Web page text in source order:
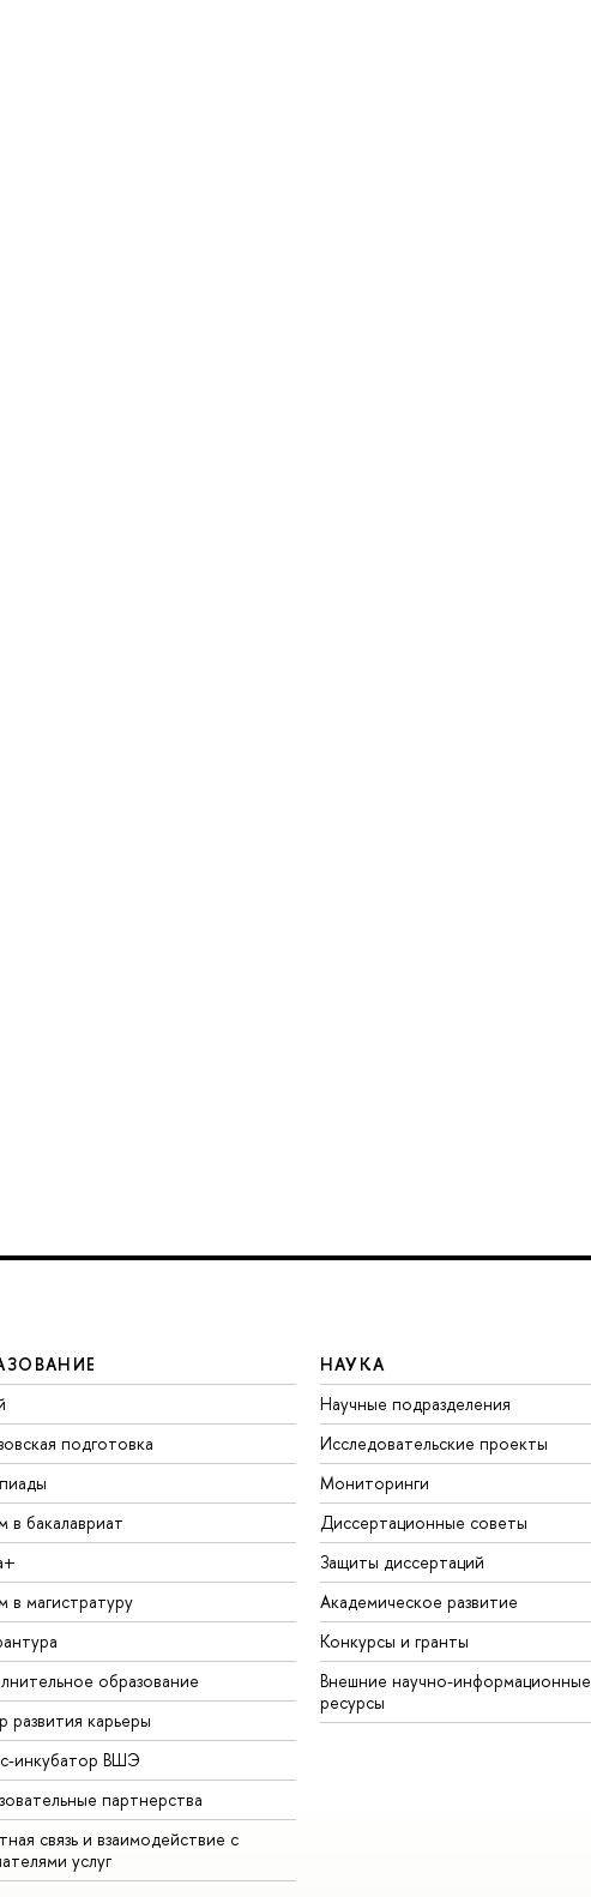
подготовка
в бакалавриат
в магистратуру
образование
развития карьеры
инкубатор ВШЭ
партнерства
связь и взаимодействие с
услуг
НАУКА
Научные подразделения
Исследовательские проекты
Мониторинги
Диссертационные советы
Защиты диссертаций
Академическое развитие
Конкурсы и гранты
Внешние научно-информационные
ресурсы